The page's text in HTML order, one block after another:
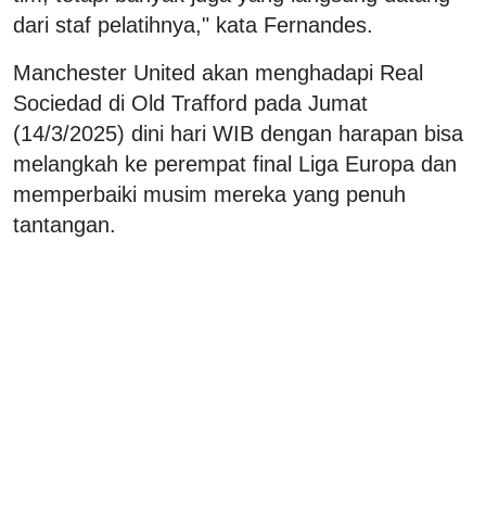
dari staf pelatihnya," kata Fernandes.
Manchester United akan menghadapi Real
Sociedad di Old Trafford pada Jumat
(14/3/2025) dini hari WIB dengan harapan bisa
melangkah ke perempat final Liga Europa dan
memperbaiki musim mereka yang penuh
tantangan.